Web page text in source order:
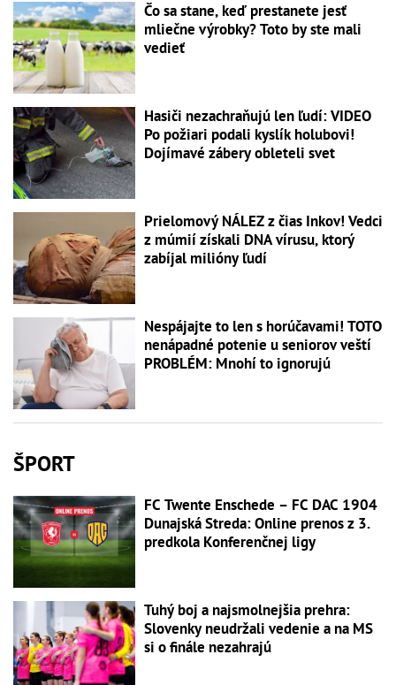
Čo sa stane, keď prestanete jesť
mliečne výrobky? Toto by ste mali
vedieť
Hasiči nezachraňujú len ľudí: VIDEO
Po požiari podali kyslík holubovi!
Dojímavé zábery obleteli svet
Prielomový NÁLEZ z čias Inkov! Vedci
z múmií získali DNA vírusu, ktorý
zabíjal milióny ľudí
Nespájajte to len s horúčavami! TOTO
nenápadné potenie u seniorov veští
PROBLÉM: Mnohí to ignorujú
ŠPORT
FC Twente Enschede – FC DAC 1904
Dunajská Streda: Online prenos z 3.
predkola Konferenčnej ligy
Tuhý boj a najsmolnejšia prehra:
Slovenky neudržali vedenie a na MS
si o finále nezahrajú